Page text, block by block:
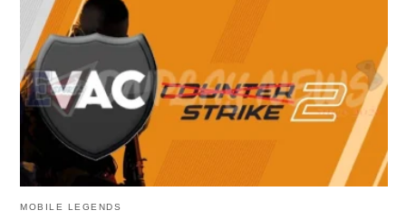
MOBILE LEGENDS